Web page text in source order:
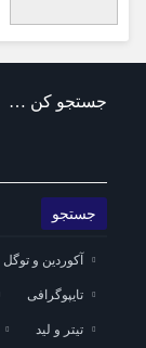
جستجو کن …
آکوردین و توگل
تایپوگرافی
تیتر و لید